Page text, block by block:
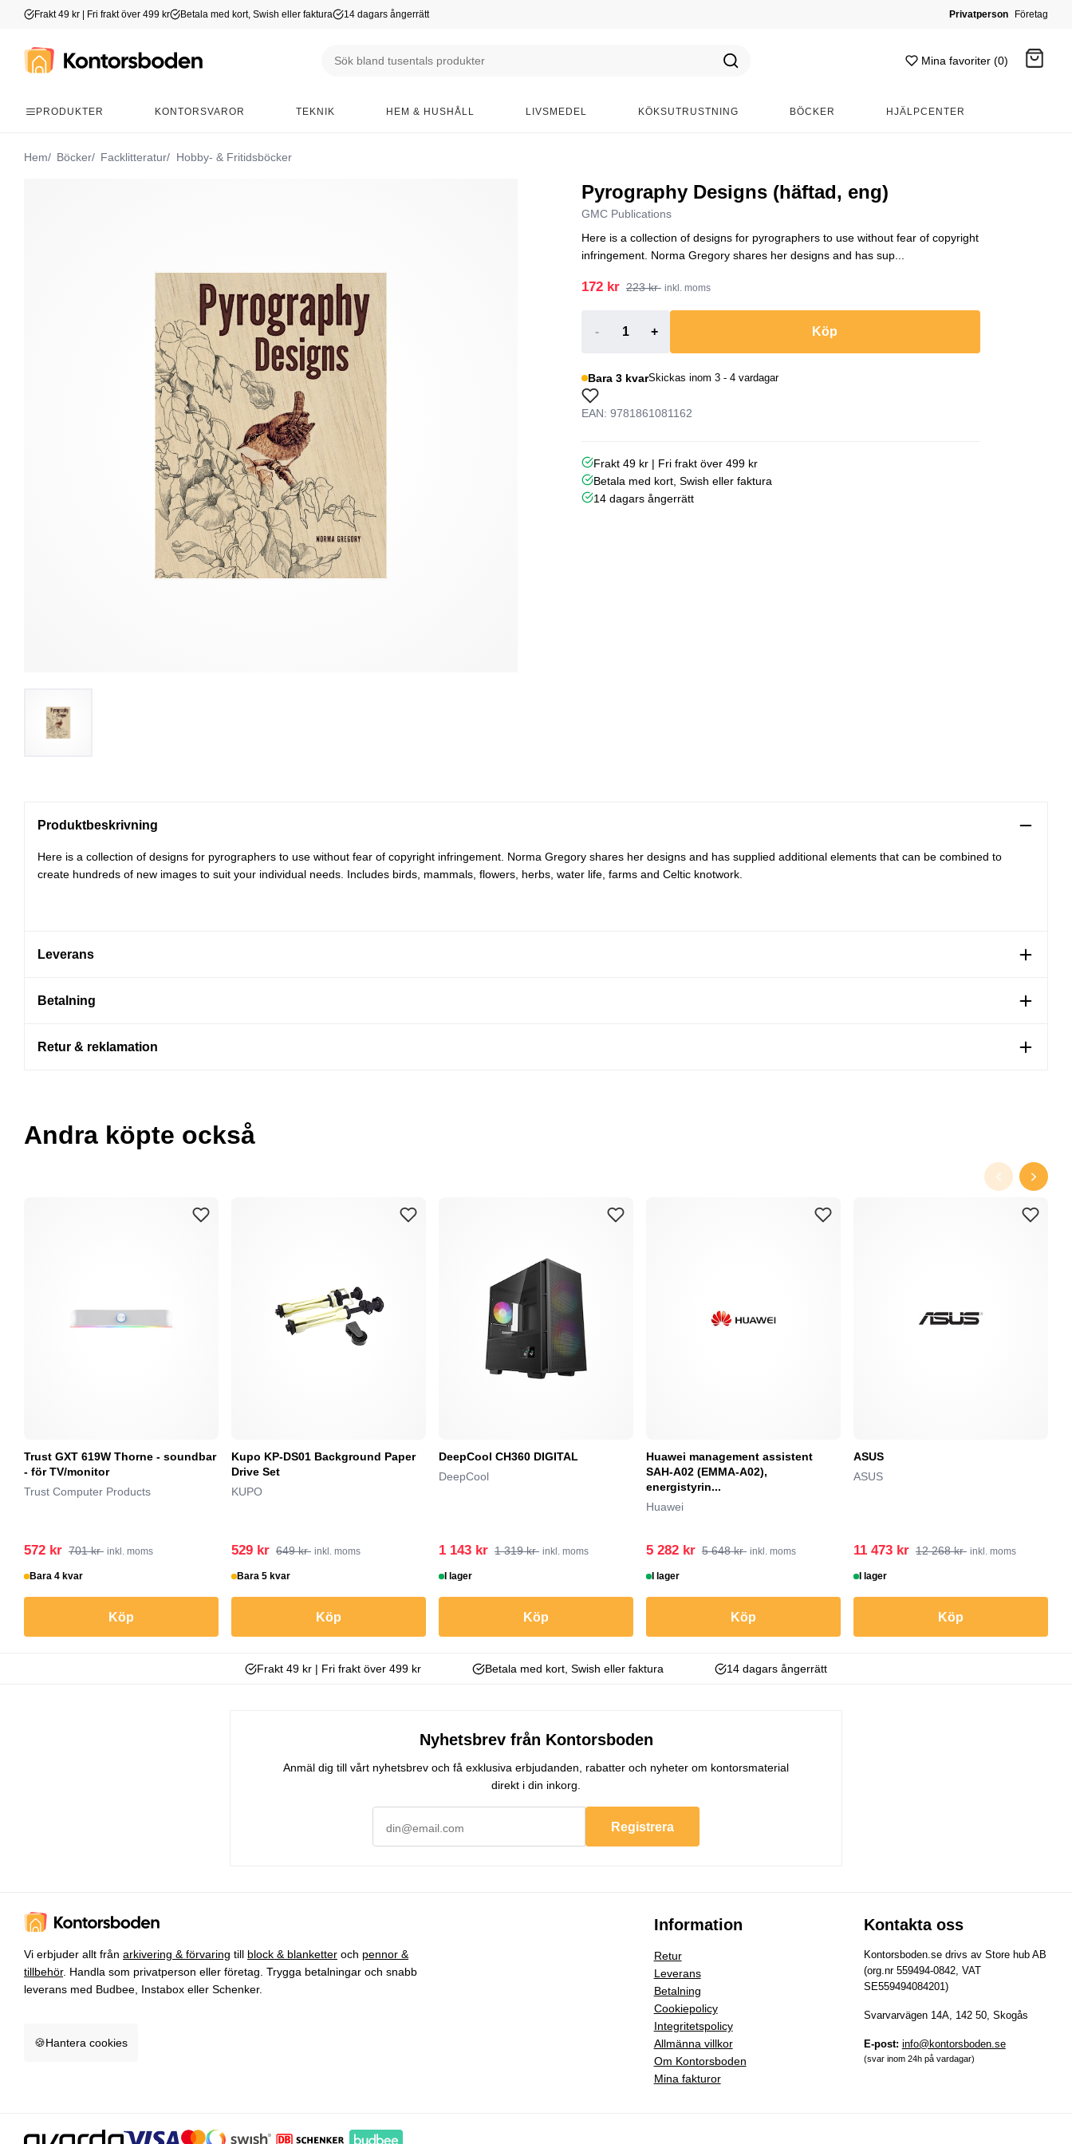
Frakt 49 kr | Fri frakt över 499 kr Betala med kort, Swish eller faktura 14 dagars ångerrätt Privatperson Företag
Mina favoriter (0)
PRODUKTER KONTORSVAROR TEKNIK HEM & HUSHÅLL LIVSMEDEL KÖKSUTRUSTNING BÖCKER HJÄLPCENTER
Hem Böcker Facklitteratur Hobby- & Fritidsböcker
Pyrography Designs (häftad, eng)
GMC Publications
Here is a collection of designs for pyrographers to use without fear of copyright
infringement. Norma Gregory shares her designs and has sup...
172 kr 223 kr inkl. moms
- + Köp
Bara 3 kvarSkickas inom 3 - 4 vardagar
EAN: 9781861081162
Frakt 49 kr | Fri frakt över 499 kr
Betala med kort, Swish eller faktura
14 dagars ångerrätt
Produktbeskrivning
Here is a collection of designs for pyrographers to use without fear of copyright infringement. Norma Gregory shares her designs and has supplied additional elements that can be combined to
create hundreds of new images to suit your individual needs. Includes birds, mammals, flowers, herbs, water life, farms and Celtic knotwork.
Leverans
Betalning
Retur & reklamation
Andra köpte också
Trust GXT 619W Thorne - soundbar
- för TV/monitor
Trust Computer Products
572 kr 701 kr inkl. moms
Bara 4 kvar
Köp
Kupo KP-DS01 Background Paper
Drive Set
KUPO
529 kr 649 kr inkl. moms
Bara 5 kvar
Köp
DeepCool CH360 DIGITAL
DeepCool
1 143 kr 1 319 kr inkl. moms
I lager
Köp
Huawei management assistent
SAH-A02 (EMMA-A02),
energistyrin...
Huawei
5 282 kr 5 648 kr inkl. moms
I lager
Köp
ASUS
ASUS
11 473 kr 12 268 kr inkl. moms
I lager
Köp
Frakt 49 kr | Fri frakt över 499 kr Betala med kort, Swish eller faktura 14 dagars ångerrätt
Nyhetsbrev från Kontorsboden
Anmäl dig till vårt nyhetsbrev och få exklusiva erbjudanden, rabatter och nyheter om kontorsmaterial
direkt i din inkorg.
Registrera
Vi erbjuder allt från arkivering & förvaring till block & blanketter och pennor &
tillbehör. Handla som privatperson eller företag. Trygga betalningar och snabb
leverans med Budbee, Instabox eller Schenker.
🍪Hantera cookies
Information
Retur
Leverans
Betalning
Cookiepolicy
Integritetspolicy
Allmänna villkor
Om Kontorsboden
Mina fakturor
Kontakta oss
Kontorsboden.se drivs av Store hub AB
(org.nr 559494-0842, VAT
SE559494084201)
Svarvarvägen 14A, 142 50, Skogås
E-post: info@kontorsboden.se
(svar inom 24h på vardagar)